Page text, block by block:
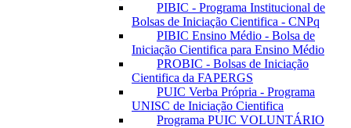
PIBIC - Programa Institucional de
Bolsas de Iniciação Cientifica - CNPq
PIBIC Ensino Médio - Bolsa de
Iniciação Cientifica para Ensino Médio
PROBIC - Bolsas de Iniciação
Cientifica da FAPERGS
PUIC Verba Própria - Programa
UNISC de Iniciação Cientifica
Programa PUIC VOLUNTÁRIO